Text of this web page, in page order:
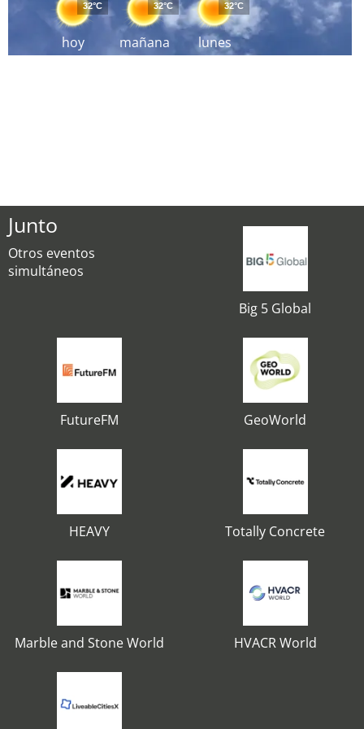
hoy
32°C
mañana
32°C
lunes
32°C
Junto
Otros eventos
simultáneos
Big 5 Global
FutureFM GeoWorld
HEAVY Totally Concrete
Marble and Stone World HVACR World